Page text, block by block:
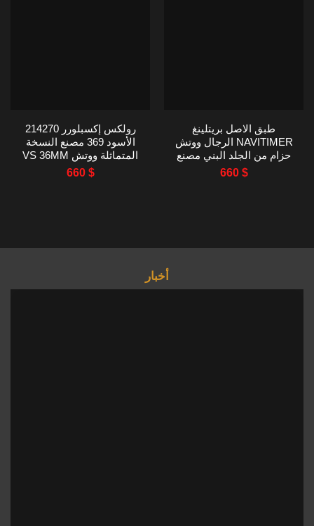
طبق الاصل بريتلينغ
NAVITIMER الرجال ووتش
حزام من الجلد البني مصنع
EF 43MM
660 $
رولكس إكسبلورر 214270
الأسود 369 مصنع النسخة
المتماثلة ووتش VS 36MM
660 $
أخبار